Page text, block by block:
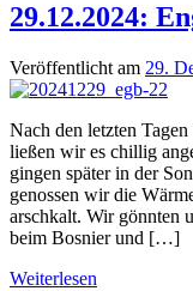
29.12.2024:
Veröffentlicht am 29.
Nach den letzten
ließen wir es chillig
gingen später in der
genossen wir die
arschkalt. Wir gönnten
beim Bosnier und […]
Weiterlesen